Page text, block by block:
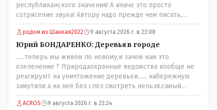
республиканского значения! А иначе это просто
сотрясение звука! Автору надо прежде чем писать,
необходимо самому обратиться в ЖКХ акимата и
разобраться прежде чем своей статьей провоцировать
население города!
родом из Шанхая2022 9 августа 2026 г. в 23:08
Юрий БОНДАРЕНКО: Деревья в городе
......теперь мы живём по новому,и зачем нам это
озеленение ? Природаохранные ведомства вообще не
реагируют на уничтожение деревьев...... набережную
замутили а на неё без слёз смотреть нельзя,самый
наивысший уровень рукопопства наших
строителей"специалистов",как исторические здания
ACROS 9 августа 2026 г. в 22:24